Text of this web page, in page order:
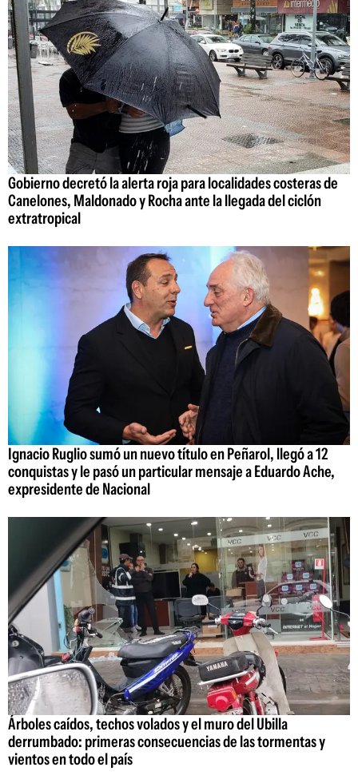
Gobierno decretó la alerta roja para localidades costeras de
Canelones, Maldonado y Rocha ante la llegada del ciclón
extratropical
Ignacio Ruglio sumó un nuevo título en Peñarol, llegó a 12
conquistas y le pasó un particular mensaje a Eduardo Ache,
expresidente de Nacional
Árboles caídos, techos volados y el muro del Ubilla
derrumbado: primeras consecuencias de las tormentas y
vientos en todo el país